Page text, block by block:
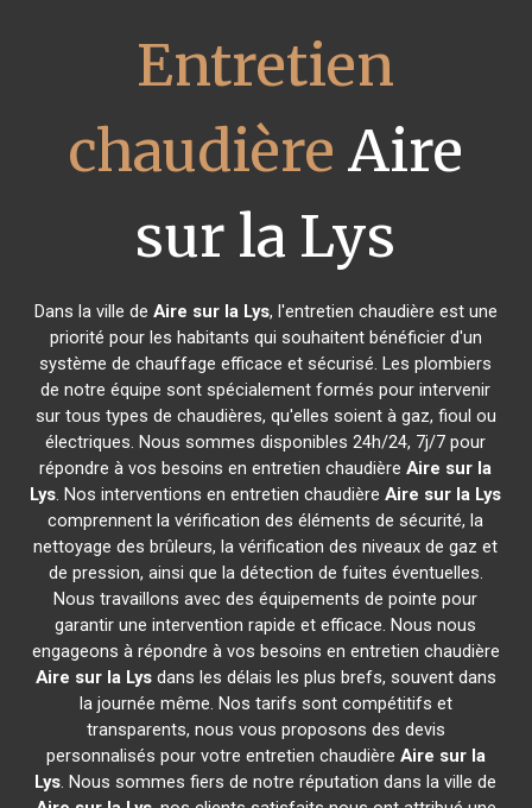
Entretien
chaudière Aire
sur la Lys
Dans la ville de Aire sur la Lys, l'entretien chaudière est une
priorité pour les habitants qui souhaitent bénéficier d'un
système de chauffage efficace et sécurisé. Les plombiers
de notre équipe sont spécialement formés pour intervenir
sur tous types de chaudières, qu'elles soient à gaz, fioul ou
électriques. Nous sommes disponibles 24h/24, 7j/7 pour
répondre à vos besoins en entretien chaudièreAire sur la
Lys. Nos interventions en entretien chaudièreAire sur la Lys
comprennent la vérification des éléments de sécurité, la
nettoyage des brûleurs, la vérification des niveaux de gaz et
de pression, ainsi que la détection de fuites éventuelles.
Nous travaillons avec des équipements de pointe pour
garantir une intervention rapide et efficace. Nous nous
engageons à répondre à vos besoins en entretien chaudière
Aire sur la Lysdans les délais les plus brefs, souvent dans
la journée même. Nos tarifs sont compétitifs et
transparents, nous vous proposons des devis
personnalisés pour votre entretien chaudière Aire sur la
Lys. Nous sommes fiers de notre réputation dans la ville de